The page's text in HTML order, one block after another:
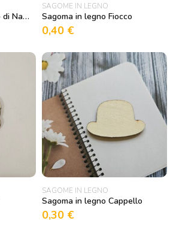
Decorazione per albero di Natale Gnomo 5
SAGOME IN LEGNO
Sagoma in legno Fiocco
0,40 €
SAGOME IN LEGNO
Sagoma in legno Cappello
0,30 €